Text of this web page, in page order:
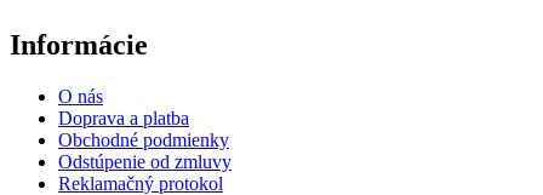
Informácie
O nás
Doprava a platba
Obchodné podmienky
Odstúpenie od zmluvy
Reklamačný protokol